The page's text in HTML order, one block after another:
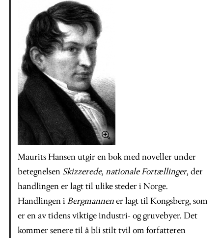
Maurits Hansen utgir en bok med noveller under
betegnelsen Skizzerede, nationale Fortællinger, der
handlingen er lagt til ulike steder i Norge.
Handlingen i Bergmannen er lagt til Kongsberg, som
er en av tidens viktige industri- og gruvebyer. Det
kommer senere til å bli stilt tvil om forfatteren